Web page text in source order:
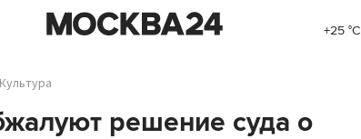
+25 °C
Культура
решение суда о